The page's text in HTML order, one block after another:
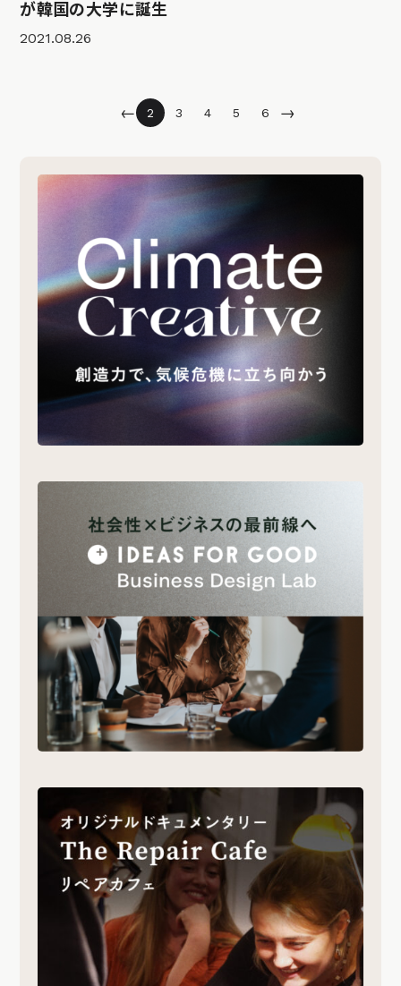
が韓国の大学に誕生
2021.08.26
← 2 3 4 5 6 →